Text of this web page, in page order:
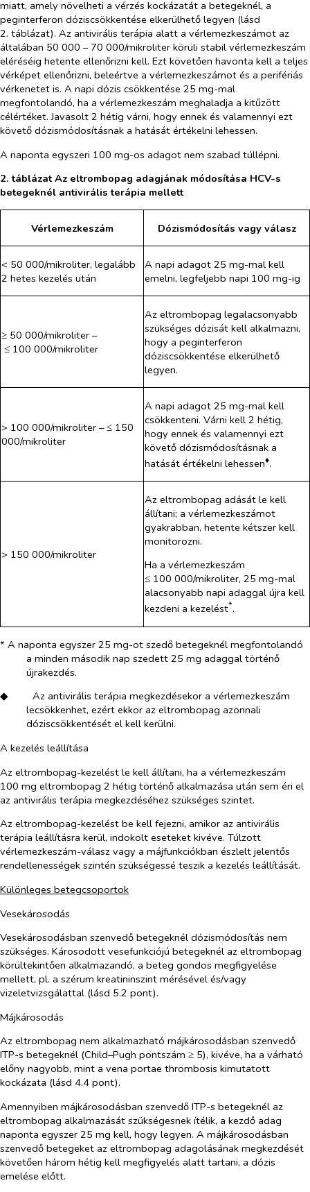
miatt, amely növelheti a vérzés kockázatát a betegeknél, a
peginterferon dóziscsökkentése elkerülhető legyen (lásd
2. táblázat). Az antivirális terápia alatt a vérlemezkeszámot az
általában 50 000 – 70 000/mikroliter körüli stabil vérlemezkeszám
eléréséig hetente ellenőrizni kell. Ezt követően havonta kell a teljes
vérképet ellenőrizni, beleértve a vérlemezkeszámot és a perifériás
vérkenetet is. A napi dózis csökkentése 25 mg-mal
megfontolandó, ha a vérlemezkeszám meghaladja a kitűzött
célértéket. Javasolt 2 hétig várni, hogy ennek és valamennyi ezt
követő dózismódosításnak a hatását értékelni lehessen.
A naponta egyszeri 100 mg-os adagot nem szabad túllépni.
2. táblázat Az eltrombopag adagjának módosítása HCV-s
betegeknél antivirális terápia mellett
Vérlemezkeszám Dózismódosítás vagy válasz
< 50 000/mikroliter, legalább
2 hetes kezelés után
A napi adagot 25 mg-mal kell
emelni, legfeljebb napi 100 mg-ig
≥ 50 000/mikroliter –
≤ 100 000/mikroliter
Az eltrombopag legalacsonyabb
szükséges dózisát kell alkalmazni,
hogy a peginterferon
dóziscsökkentése elkerülhető
legyen.
> 100 000/mikroliter – ≤ 150
000/mikroliter
A napi adagot 25 mg-mal kell
csökkenteni. Várni kell 2 hétig,
hogy ennek és valamennyi ezt
követő dózismódosításnak a
hatását értékelni lehessen♦.
> 150 000/mikroliter
Az eltrombopag adását le kell
állítani; a vérlemezkeszámot
gyakrabban, hetente kétszer kell
monitorozni.
Ha a vérlemezkeszám
≤ 100 000/mikroliter, 25 mg-mal
alacsonyabb napi adaggal újra kell
kezdeni a kezelést*.
* A naponta egyszer 25 mg-ot szedő betegeknél megfontolandó
a minden második nap szedett 25 mg adaggal történő
újrakezdés.
◆​
Az antivirális terápia megkezdésekor a vérlemezkeszám
lecsökkenhet, ezért ekkor az eltrombopag azonnali
dóziscsökkentését el kell kerülni.
A kezelés leállítása
Az eltrombopag-kezelést le kell állítani, ha a vérlemezkeszám
100 mg eltrombopag 2 hétig történő alkalmazása után sem éri el
az antivirális terápia megkezdéséhez szükséges szintet.
Az eltrombopag-kezelést be kell fejezni, amikor az antivirális
terápia leállításra kerül, indokolt eseteket kivéve. Túlzott
vérlemezkeszám-válasz vagy a májfunkciókban észlelt jelentős
rendellenességek szintén szükségessé teszik a kezelés leállítását.
Különleges betegcsoportok
Vesekárosodás
Vesekárosodásban szenvedő betegeknél dózismódosítás nem
szükséges. Károsodott vesefunkciójú betegeknél az eltrombopag
körültekintően alkalmazandó, a beteg gondos megfigyelése
mellett, pl. a szérum kreatininszint mérésével és/vagy
vizeletvizsgálattal (lásd 5.2 pont).
Májkárosodás
Az eltrombopag nem alkalmazható májkárosodásban szenvedő
ITP-s betegeknél (Child–Pugh pontszám ≥ 5), kivéve, ha a várható
előny nagyobb, mint a vena portae thrombosis kimutatott
kockázata (lásd 4.4 pont).
Amennyiben májkárosodásban szenvedő ITP-s betegeknél az
eltrombopag alkalmazását szükségesnek ítélik, a kezdő adag
naponta egyszer 25 mg kell, hogy legyen. A májkárosodásban
szenvedő betegeket az eltrombopag adagolásának megkezdését
követően három hétig kell megfigyelés alatt tartani, a dózis
emelése előtt.